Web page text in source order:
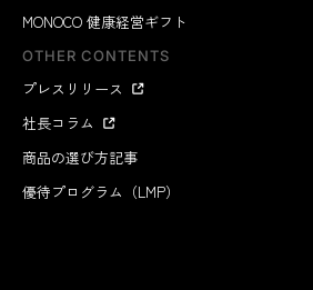
MONOCO 健康経営ギフト
OTHER CONTENTS
プレスリリース
社長コラム
商品の選び方記事
優待プログラム（LMP）